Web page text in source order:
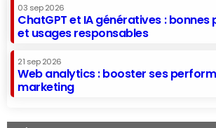
03 sep 2026
ChatGPT et IA génératives : bonnes
et usages responsables
21 sep 2026
Web analytics : booster ses
marketing